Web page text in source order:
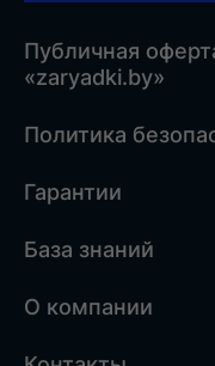
Публичная
«zaryadki.by»
Политика
Гарантии
База знаний
О компании